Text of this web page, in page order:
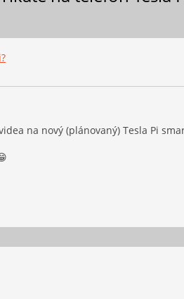
na nový (plánovaný) Tesla Pi